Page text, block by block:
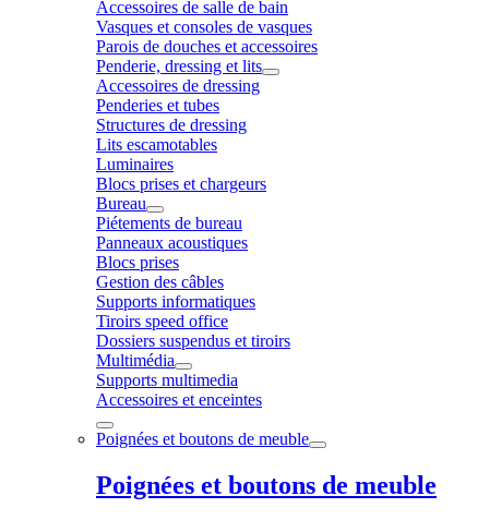
Accessoires de salle de bain
Vasques et consoles de vasques
Parois de douches et accessoires
Penderie, dressing et lits
Accessoires de dressing
Penderies et tubes
Structures de dressing
Lits escamotables
Luminaires
Blocs prises et chargeurs
Bureau
Piétements de bureau
Panneaux acoustiques
Blocs prises
Gestion des câbles
Supports informatiques
Tiroirs speed office
Dossiers suspendus et tiroirs
Multimédia
Supports multimedia
Accessoires et enceintes
Poignées et boutons de meuble
Poignées et boutons de meuble